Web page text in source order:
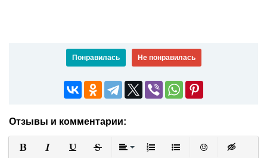
Понравилась Не понравилась
Отзывы и комментарии: